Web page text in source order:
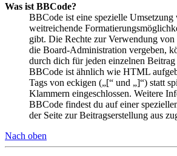
Was ist BBCode?
BBCode ist eine spezielle
weitreichende
gibt. Die Rechte zur Verwendung
die Board-Administration vergeben,
durch dich für jeden einzelnen
BBCode ist ähnlich wie HTML
Tags von eckigen („[“ und „]“) statt
Klammern eingeschlossen. Weitere
BBCode findest du auf einer
der Seite zur Beitragserstellung aus
Nach oben